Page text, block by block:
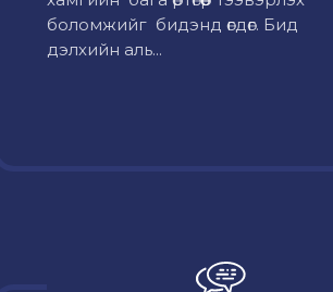
боломжийг бидэнд өгдөг. Бид
дэлхийн аль...